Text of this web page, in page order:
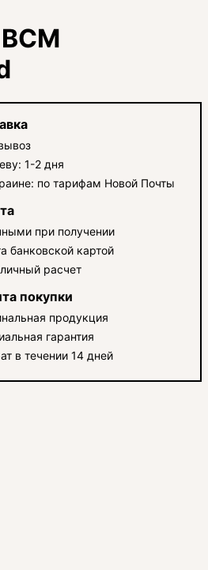
1-2 дня
по тарифам Новой Почты
при получении
банковской картой
расчет
покупки
продукция
гарантия
в течении 14 дней